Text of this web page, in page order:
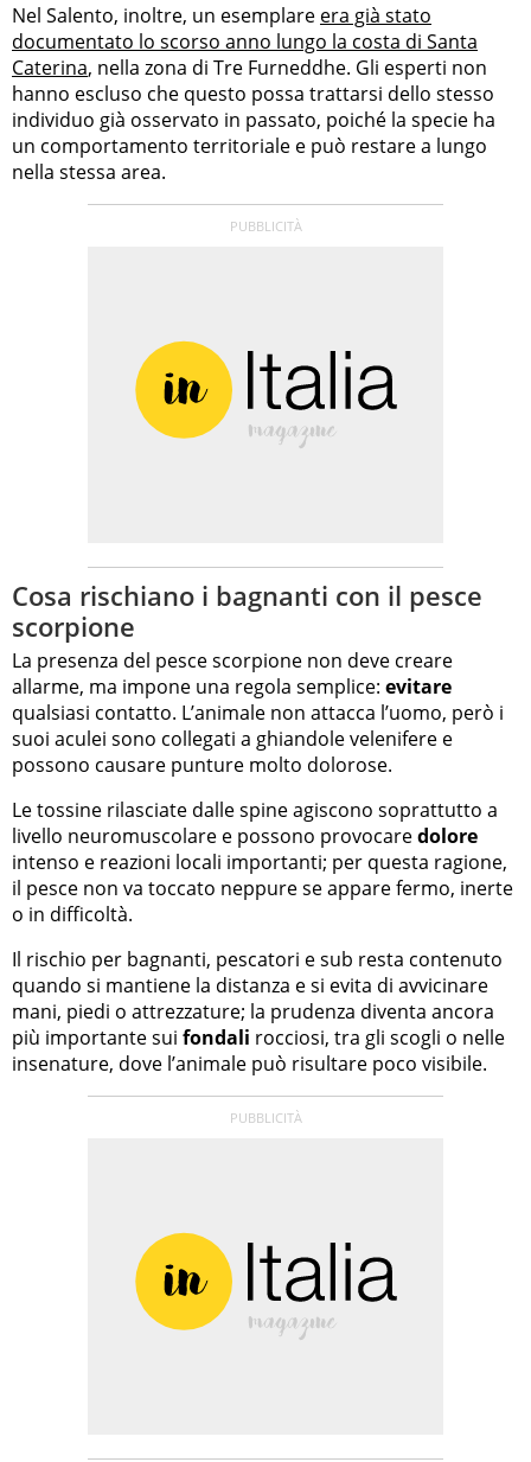
Nel Salento, inoltre, un esemplare era già stato
documentato lo scorso anno lungo la costa di Santa
Caterina, nella zona di Tre Furneddhe. Gli esperti non
hanno escluso che questo possa trattarsi dello stesso
individuo già osservato in passato, poiché la specie ha
un comportamento territoriale e può restare a lungo
nella stessa area.
Cosa rischiano i bagnanti con il pesce
scorpione
La presenza del pesce scorpione non deve creare
allarme, ma impone una regola semplice: evitare
qualsiasi contatto. L’animale non attacca l’uomo, però i
suoi aculei sono collegati a ghiandole velenifere e
possono causare punture molto dolorose.
Le tossine rilasciate dalle spine agiscono soprattutto a
livello neuromuscolare e possono provocaredolore
intenso e reazioni locali importanti; per questa ragione,
il pesce non va toccato neppure se appare fermo, inerte
o in difficoltà.
Il rischio per bagnanti, pescatori e sub resta contenuto
quando si mantiene la distanza e si evita di avvicinare
mani, piedi o attrezzature; la prudenza diventa ancora
più importante sui fondali rocciosi, tra gli scogli o nelle
insenature, dove l’animale può risultare poco visibile.